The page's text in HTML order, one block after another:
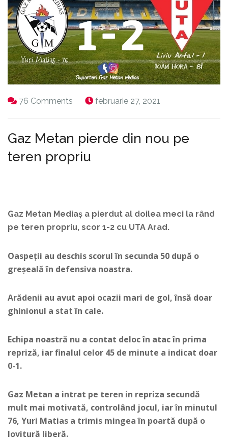
76 Comments februarie 27, 2021
Gaz Metan pierde din nou pe
teren propriu
Gaz Metan Mediaș a pierdut al doilea meci la rând
pe teren propriu, scor 1-2 cu UTA Arad.
Oaspeții au deschis scorul în secunda 50 după o
greșeală în defensiva noastra.
Arădenii au avut apoi ocazii mari de gol, însă doar
ghinionul a stat în cale.
Echipa noastră nu a contat deloc în atac în prima
repriză, iar finalul celor 45 de minute a indicat doar
0-1.
Gaz Metan a intrat pe teren in repriza secundă
mult mai motivată, controlând jocul, iar în minutul
76, Yuri Matias a trimis mingea în poartă după o
lovitură liberă.